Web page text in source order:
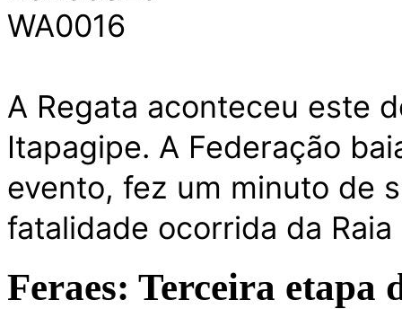
A Regata aconteceu este
Itapagipe. A Federação
evento, fez um minuto de
fatalidade ocorrida da
Feraes: Terceira etapa